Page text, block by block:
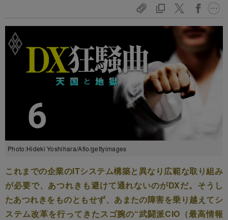
Photo:Hideki Yoshihara/Aflo/gettyimages
これまでの企業のITシステム構築と異なり広範な取り組み
が必要で、あつれきも避けて通れないのがDXだ。そうし
たあつれきをものともせず、あまたの障害を乗り越えてシ
ステム改革を行ってきたスゴ腕の“武闘派CIO（最高情報